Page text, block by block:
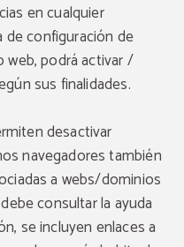
en cualquier
configuración de
podrá activar /
sus finalidades.
desactivar
navegadores también
a webs/dominios
consultar la ayuda
se incluyen enlaces a